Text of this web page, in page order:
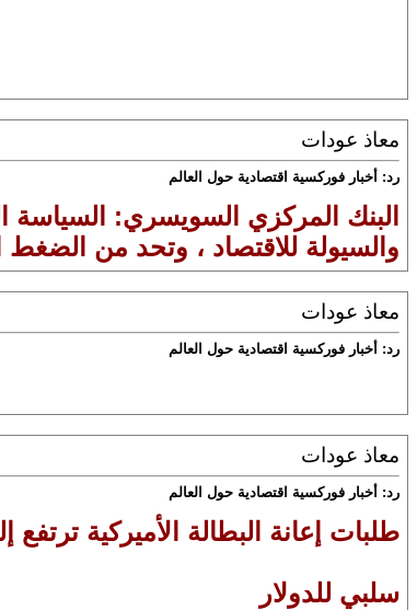
معاذ عودات
رد: أخبار فوركسية اقتصادية حول العالم
البنك المركزي السويسري: السياسة
والسيولة للاقتصاد ، وتحد من
معاذ عودات
رد: أخبار فوركسية اقتصادية حول العالم
معاذ عودات
رد: أخبار فوركسية اقتصادية حول العالم
طلبات إعانة البطالة الأميركية ترتفع إلى 412 ألف طلب من 375
سلبي للدولار